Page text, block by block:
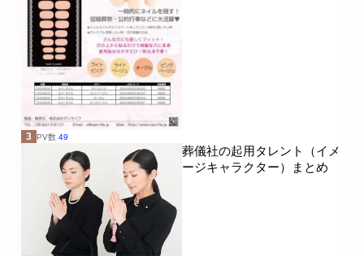
3 PV数 49
葬儀社の起用タレント（イメ
ージキャラクター）まとめ